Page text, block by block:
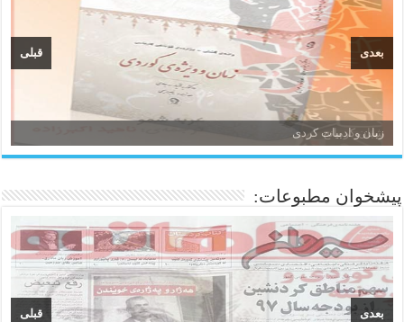
زبان و ادبیات کردی
قبلی بعدی
پیشخوان مطبوعات:
قبلی بعدی